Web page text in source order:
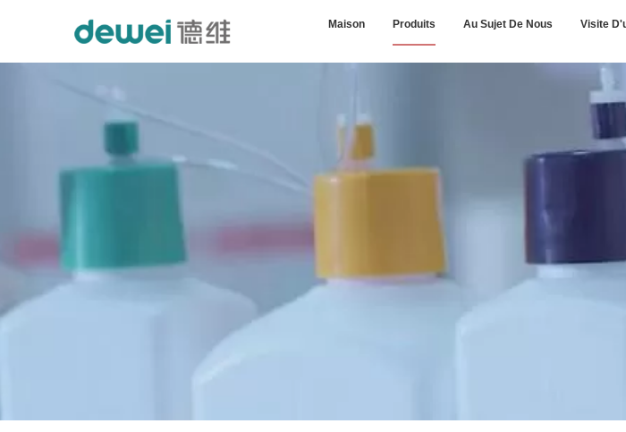
Maison Produits Au Sujet De Nous Visite